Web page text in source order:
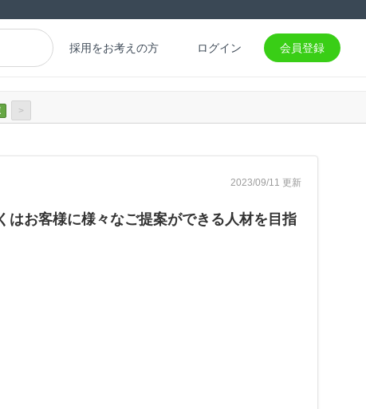
採用をお考えの方 ログイン 会員登録
>
2023/09/11 更新
はお客様に様々なご提案ができる人材を目指